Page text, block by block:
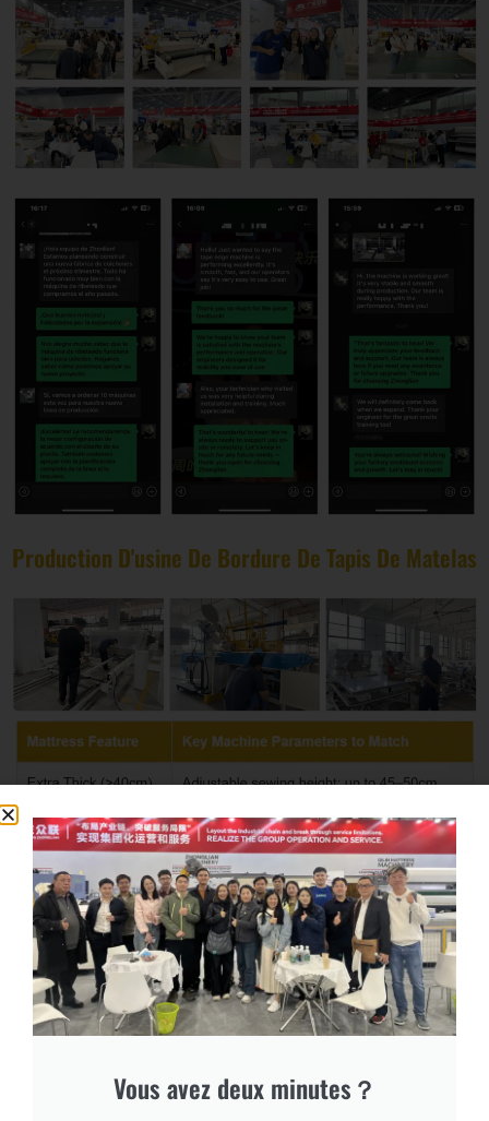
Production D'usine De Bordure De Tapis De Matelas
Certifications de qualité
Vous avez deux minutes？